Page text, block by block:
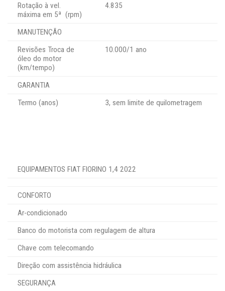
Rotação à vel.
máxima em 5ª (rpm)
4.835
MANUTENÇÃO
Revisões Troca de
óleo do motor
(km/tempo)
10.000/1 ano
GARANTIA
Termo (anos)
3, sem limite de quilometragem
EQUIPAMENTOS FIAT FIORINO 1,4 2022
CONFORTO
Ar-condicionado
Banco do motorista com regulagem de altura
Chave com telecomando
Direção com assistência hidráulica
SEGURANÇA